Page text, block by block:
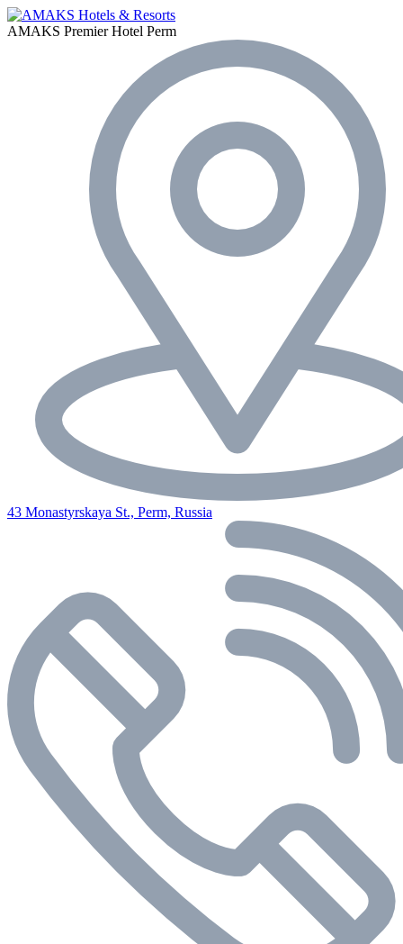
AMAKS Premier Hotel Perm
43 Monastyrskaya St., Perm, Russia